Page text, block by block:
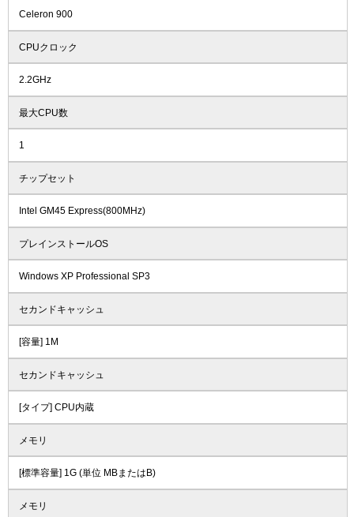
Celeron 900
CPUクロック
2.2GHz
最大CPU数
1
チップセット
Intel GM45 Express(800MHz)
プレインストールOS
Windows XP Professional SP3
セカンドキャッシュ
[容量] 1M
セカンドキャッシュ
[タイプ] CPU内蔵
メモリ
[標準容量] 1G (単位 MBまたはB)
メモリ